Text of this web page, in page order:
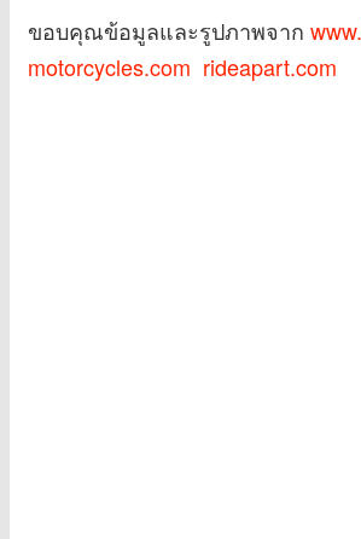
ขอบคุณข้อมูลและรูปภาพจาก
motorcycles.com rideapart.com